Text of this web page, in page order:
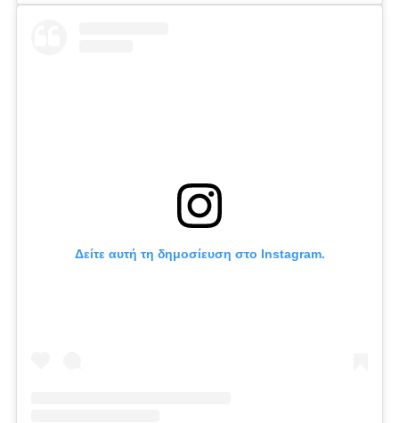
Δείτε αυτή τη δημοσίευση στο Instagram.